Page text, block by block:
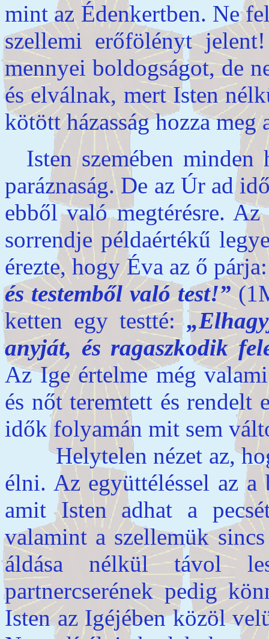
mint az Édenkertben. Ne
szellemi erőfölényt
mennyei boldogságot, de
és elválnak, mert Isten
kötött házasság hozza meg
Isten szemében
paráznaság. De az Úr ad
ebből való megtérésre.
sorrendje példaértékű
érezte, hogy Éva az ő
és testemből való test!”
ketten egy testté:
anyját, és ragaszkodik
Az Ige értelme még
és nőt teremtett és rendelt
idők folyamán mit sem
Helytelen nézet az,
élni. Az együttéléssel az
amit Isten adhat a
valamint a szellemük
áldása nélkül távol
partnercserének pedig
Isten az Igéjében közöl